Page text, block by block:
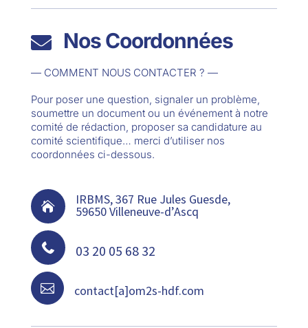
 Nos Coordonnées
— COMMENT NOUS CONTACTER ? —
Pour poser une question, signaler un problème,
soumettre un document ou un événement à notre
comité de rédaction, proposer sa candidature au
comité scientifique… merci d’utiliser nos
coordonnées ci-dessous.
 IRBMS, 367 Rue Jules Guesde,
59650 Villeneuve-d’Ascq
 03 20 05 68 32
 contact[a]om2s-hdf.com